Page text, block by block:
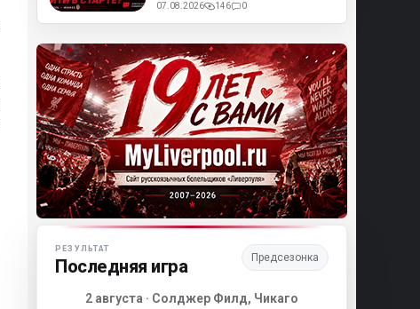
07.08.2026 146 0
Матч-центр «Ливерпуля»
РЕЗУЛЬТАТ
Последняя игра Предсезонка
2 августа · Солджер Филд, Чикаго